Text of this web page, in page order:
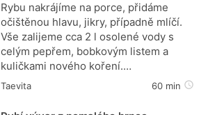
Rybu nakrájíme na porce, přidáme
očištěnou hlavu, jikry, případně mlíčí.
Vše zalijeme cca 2 l osolené vody s
celým pepřem, bobkovým listem a
kuličkami nového koření.…
Taevita 60 min